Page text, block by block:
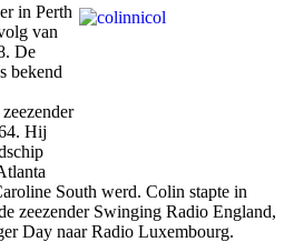
in Perth
van
De
bekend
Hij
South werd. Colin stapte in
zeezender Swinging Radio England,
Day naar Radio Luxembourg.